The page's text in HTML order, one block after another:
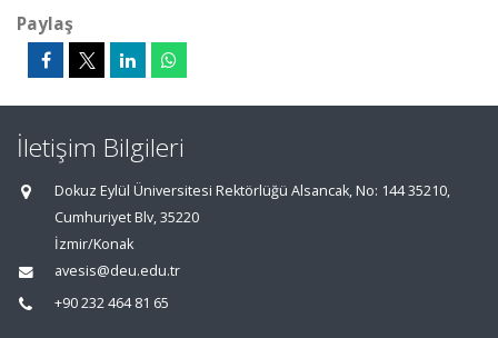
Paylaş
İletişim Bilgileri
Dokuz Eylül Üniversitesi Rektörlüğü Alsancak, No: 144 35210,
Cumhuriyet Blv, 35220
İzmir/Konak
avesis@deu.edu.tr
+90 232 464 81 65